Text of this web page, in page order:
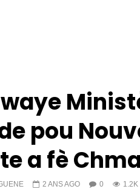
pou
a fè
2 ANS AGO 0 1.2K